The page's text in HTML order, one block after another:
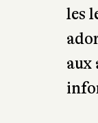
les
aux